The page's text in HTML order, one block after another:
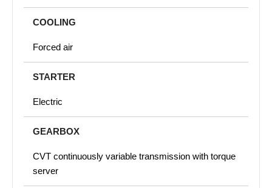
COOLING
Forced air
STARTER
Electric
GEARBOX
CVT continuously variable transmission with torque
server